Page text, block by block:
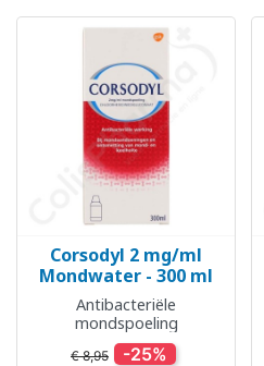
Corsodyl 2 mg/ml
Mondwater - 300 ml
Antibacteriële
mondspoeling
€ 8,95 -25%